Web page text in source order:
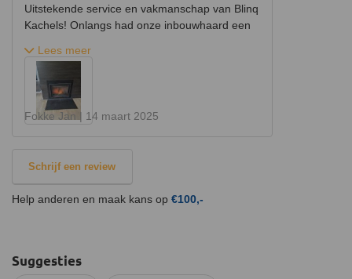
elke situatie.
Voor een optimale verbranding dient het brandhout een
vochtigheidsgehalte van maximaal 15% te hebben. De kachel
heeft één schuif om de luchttoevoer van de kachel te bedienen.
Bij het opstarten van het vuur dien je de schuif helemaal naar
rechts te zetten. Op deze manier krijgt het beginnende vuur
vermogen afgeven.
Fokke Jan | 14 maart 2025
Uitstekende service en vakmanschap van Blinq
Kachels! Onlangs had onze inbouwhaard een
met de service van Blinq Kachels. Vanaf het
eerste contact werd er snel en professioneel
gereageerd. Ze dachten echt met ons mee en
gaven deskundig advies over de beste
oplossing. De monteurs waren vriendelijk,
onze haard werkt nu weer perfect! Bovendien
geen gedoe. We raden Blinq Kachels absoluut
haard of kachel. Een bedrijf dat echt staat voor
kwaliteit en klanttevredenheid!
Lees meer
Schrijf een review
Help anderen en maak kans op €100,-
Suggesties